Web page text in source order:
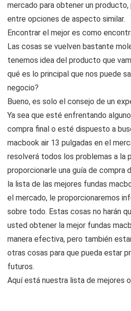
mercado para obtener un
entre opciones de aspecto similar.
Encontrar el mejor es como
Las cosas se vuelven bastante
tenemos idea del producto que
qué es lo principal que nos puede
negocio?
Bueno, es solo el consejo de un
Ya sea que esté enfrentando
compra final o esté dispuesto a
macbook air 13 pulgadas en el
resolverá todos los problemas a la
proporcionarle una guía de compra
la lista de las mejores fundas
el mercado, le proporcionaremos
sobre todo. Estas cosas no harán
usted obtener la mejor fundas
manera efectiva, pero también
otras cosas para que pueda estar
futuros.
Aquí está nuestra lista de mejores